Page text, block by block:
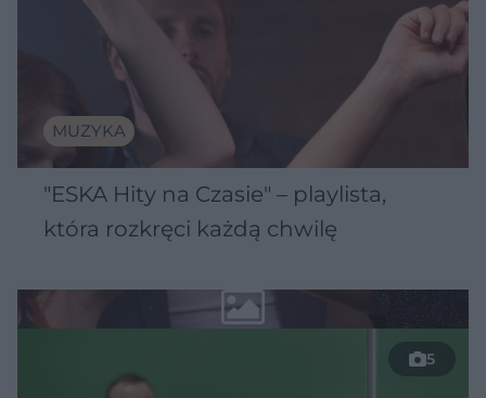
MUZYKA
"ESKA Hity na Czasie" – playlista,
która rozkręci każdą chwilę
5